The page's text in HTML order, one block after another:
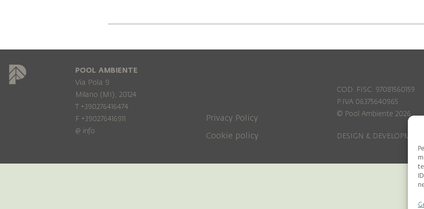
POOL AMBIENTE
Via Pola 9
Milano (MI), 20124
T +390276416474
F +390276416911
@ info
Privacy Policy
Cookie policy
COD. FISC. 97081560159
P.IVA 06375640965
© Pool Ambiente 2026
DESIGN &